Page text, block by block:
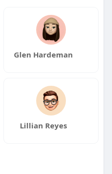
Glen Hardeman
Lillian Reyes